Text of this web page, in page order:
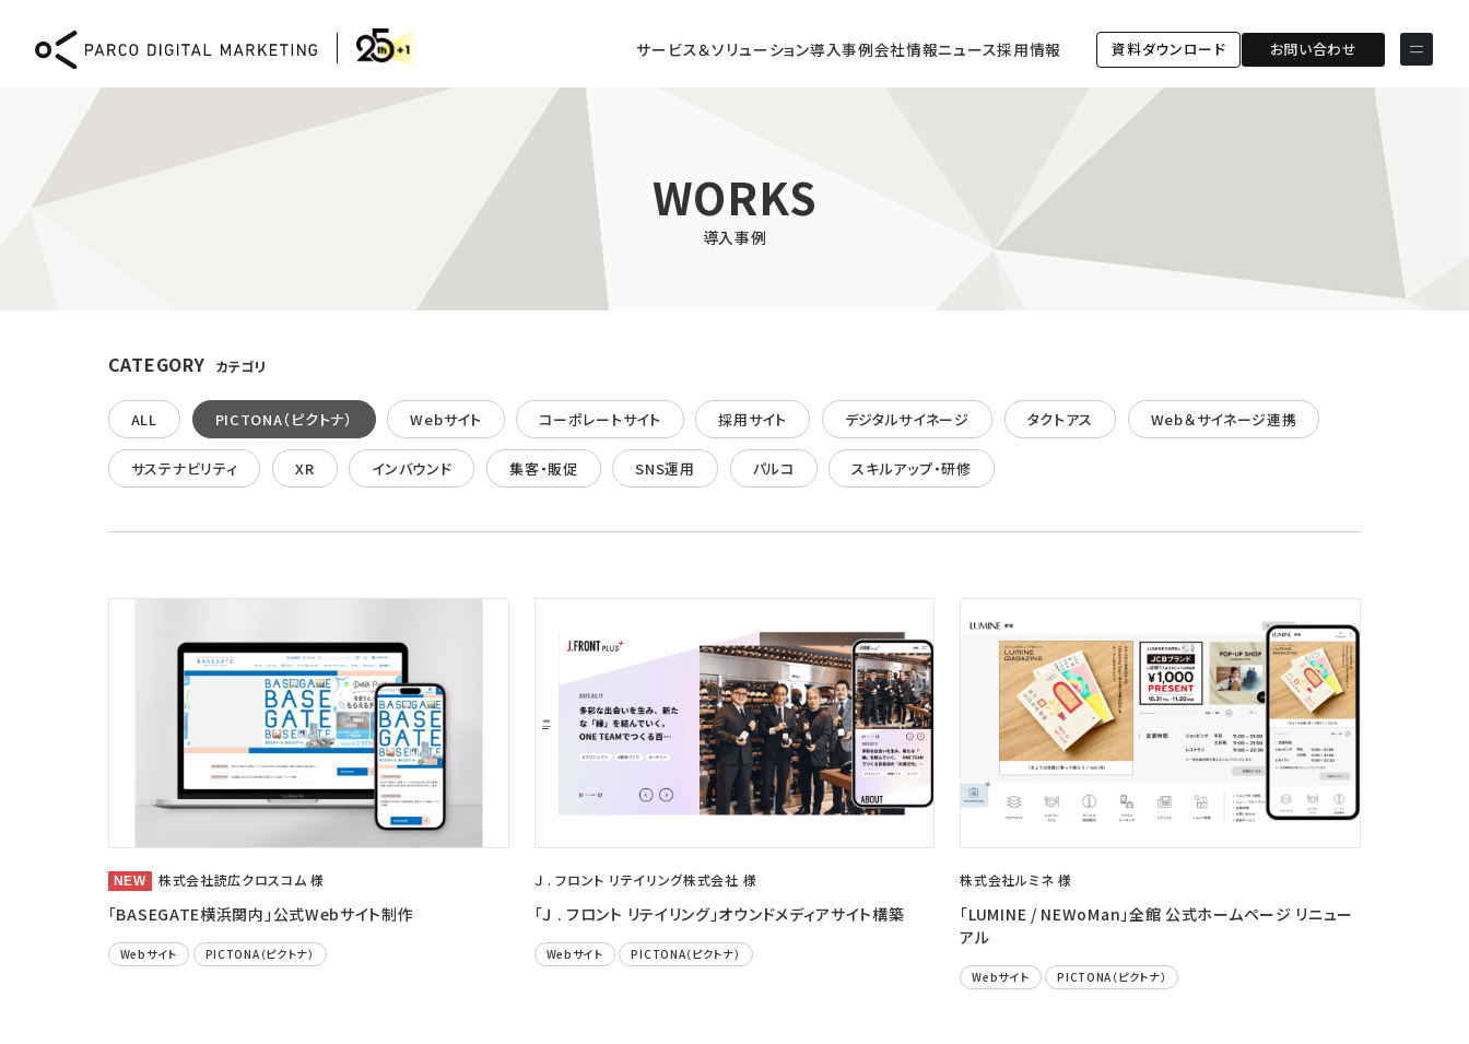
サービス＆ソリューション導入事例会社情報ニュース採用情報 資料ダウンロード お問い合わせ
DIGITAL MARKETING
CMS「PICTONA」による
Web開発と運用
XR / AR / VRによる
体験型コンテンツの開発
商業施設向け
デジタルサイネージ
ESG連携強化コミュニケー
ションツール「wezero」
サービス & ソリューション
PICTONA
PDM XR
しふとん
お客様の声
会社情報
会社概要
コーポレートメッセージ
資料ダウンロード お問い合わせ
WORKS
導入事例
CATEGORY カテゴリ
ALL PICTONA（ピクトナ） Webサイト コーポレートサイト 採用サイト デジタルサイネージ タクトアス Web＆サイネージ連携
サステナビリティ XR インバウンド 集客・販促 SNS運用 パルコ スキルアップ・研修
株式会社読広クロスコム 様
「BASEGATE横浜関内」公式Webサイト制作
Webサイト PICTONA（ピクトナ）
Ｊ . フロント リテイリング株式会社 様
「Ｊ . フロント リテイリング」オウンドメディアサイト構築
Webサイト PICTONA（ピクトナ）
株式会社ルミネ 様
「LUMINE / NEWoMan」全館 公式ホームページ リニュー
アル
Webサイト PICTONA（ピクトナ）